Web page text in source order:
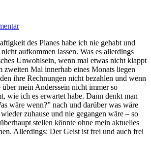
des Planes habe ich nie gehabt und
aufkommen lassen. Was es allerdings
Unwohlsein, wenn mal etwas nicht klappt
zweiten Mal innerhab eines Monats liegen
ihre Rechnungen nicht bezahlen und wenn
mein Anderssein nicht immer so
wie ich es erwartet habe. Dann denkt man
wäre wenn?” nach und darüber was wäre
zuhause und nie gegangen wäre – so
stellen könnte ohne mein aktuelles
Allerdings: Der Geist ist frei und auch frei